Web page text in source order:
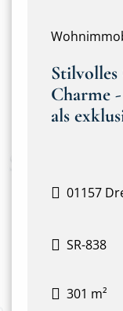
Stilvolles
Charme
als
01157
SR-838
301 m²